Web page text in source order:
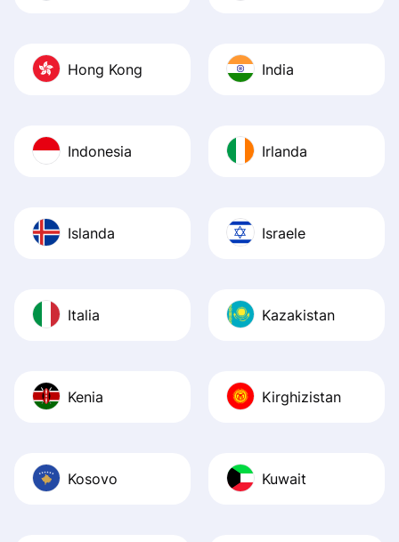
Hong Kong India
Indonesia Irlanda
Islanda Israele
Italia Kazakistan
Kenia Kirghizistan
Kosovo Kuwait